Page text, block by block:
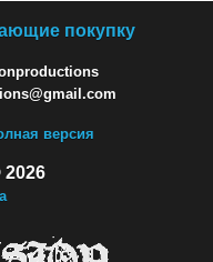
покупку
версия
2026